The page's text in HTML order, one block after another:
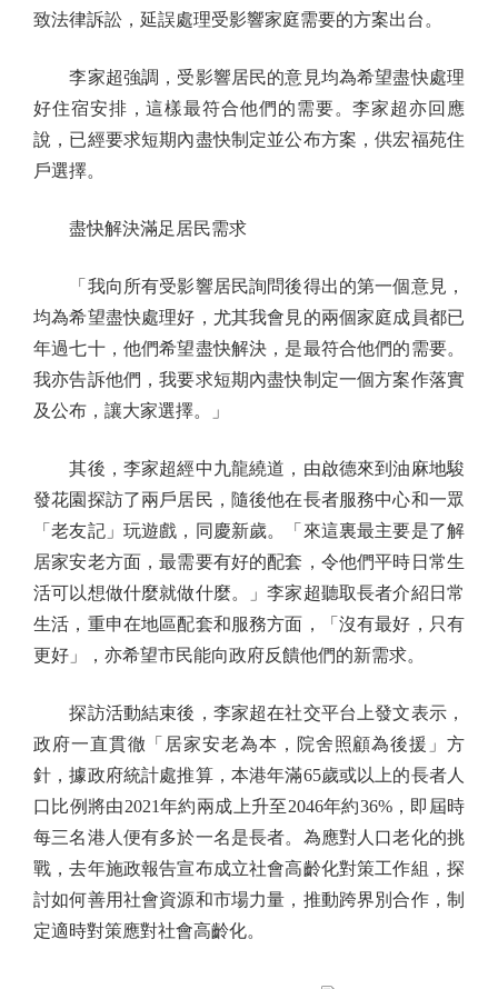
致法律訴訟，延誤處理受影響家庭需要的方案出台。
李家超強調，受影響居民的意見均為希望盡快處理
好住宿安排，這樣最符合他們的需要。李家超亦回應
說，已經要求短期內盡快制定並公布方案，供宏福苑住
戶選擇。
盡快解決滿足居民需求
「我向所有受影響居民詢問後得出的第一個意見，
均為希望盡快處理好，尤其我會見的兩個家庭成員都已
年過七十，他們希望盡快解決，是最符合他們的需要。
我亦告訴他們，我要求短期內盡快制定一個方案作落實
及公布，讓大家選擇。」
其後，李家超經中九龍繞道，由啟德來到油麻地駿
發花園探訪了兩戶居民，隨後他在長者服務中心和一眾
「老友記」玩遊戲，同慶新歲。「來這裏最主要是了解
居家安老方面，最需要有好的配套，令他們平時日常生
活可以想做什麼就做什麼。」李家超聽取長者介紹日常
生活，重申在地區配套和服務方面，「沒有最好，只有
更好」，亦希望市民能向政府反饋他們的新需求。
探訪活動結束後，李家超在社交平台上發文表示，
政府一直貫徹「居家安老為本，院舍照顧為後援」方
針，據政府統計處推算，本港年滿65歲或以上的長者人
口比例將由2021年約兩成上升至2046年約36%，即屆時
每三名港人便有多於一名是長者。為應對人口老化的挑
戰，去年施政報告宣布成立社會高齡化對策工作組，探
討如何善用社會資源和市場力量，推動跨界別合作，制
定適時對策應對社會高齡化。